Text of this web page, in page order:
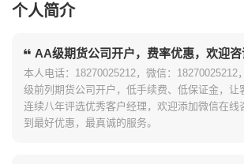
个人简介
AA级期货公司开户，费率优惠，欢迎咨
本人电话：18270025212，微信：18270025212
级前列期货公司开户，低手续费、低保证金，让
连续八年评选优秀客户经理，欢迎添加微信在线
到最好优惠，最真诚的服务。